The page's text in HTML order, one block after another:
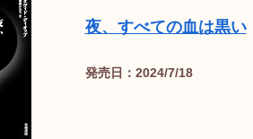
夜、すべての血は黒い
発売日：2024/7/18